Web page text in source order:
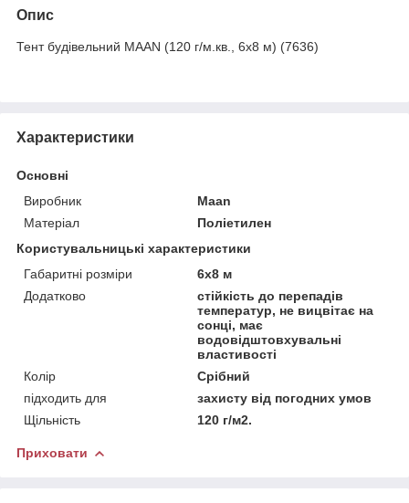
Опис
Тент будівельний MAAN (120 г/м.кв., 6х8 м) (7636)
Характеристики
Основні
Виробник
Maan
Матеріал
Поліетилен
Користувальницькі характеристики
Габаритні розміри
6х8 м
Додатково
стійкість до перепадів
температур, не вицвітає на
сонці, має
водовідштовхувальні
властивості
Колір
Срібний
підходить для
захисту від погодних умов
Щільність
120 г/м2.
Приховати